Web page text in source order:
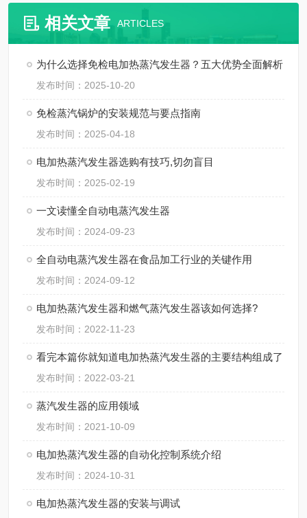
相关文章 ARTICLES
为什么选择免检电加热蒸汽发生器？五大优势全面解析
发布时间：2025-10-20
免检蒸汽锅炉的安装规范与要点指南
发布时间：2025-04-18
电加热蒸汽发生器选购有技巧,切勿盲目
发布时间：2025-02-19
一文读懂全自动电蒸汽发生器
发布时间：2024-09-23
全自动电蒸汽发生器在食品加工行业的关键作用
发布时间：2024-09-12
电加热蒸汽发生器和燃气蒸汽发生器该如何选择?
发布时间：2022-11-23
看完本篇你就知道电加热蒸汽发生器的主要结构组成了
发布时间：2022-03-21
蒸汽发生器的应用领域
发布时间：2021-10-09
电加热蒸汽发生器的自动化控制系统介绍
发布时间：2024-10-31
电加热蒸汽发生器的安装与调试